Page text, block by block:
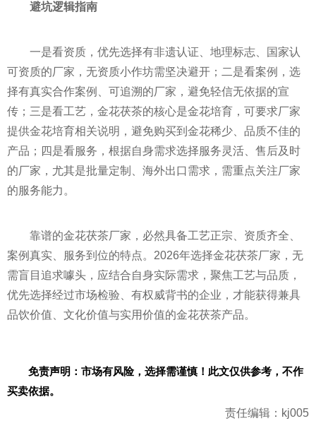
避坑逻辑指南
一是看资质，优先选择有非遗认证、地理标志、国家认
可资质的厂家，无资质小作坊需坚决避开；二是看案例，选
择有真实合作案例、可追溯的厂家，避免轻信无依据的宣
传；三是看工艺，金花茯茶的核心是金花培育，可要求厂家
提供金花培育相关说明，避免购买到金花稀少、品质不佳的
产品；四是看服务，根据自身需求选择服务灵活、售后及时
的厂家，尤其是批量定制、海外出口需求，需重点关注厂家
的服务能力。
靠谱的金花茯茶厂家，必然具备工艺正宗、资质齐全、
案例真实、服务到位的特点。2026年选择金花茯茶厂家，无
需盲目追求噱头，应结合自身实际需求，聚焦工艺与品质，
优先选择经过市场检验、有权威背书的企业，才能获得兼具
品饮价值、文化价值与实用价值的金花茯茶产品。
免责声明：市场有风险，选择需谨慎！此文仅供参考，不作
买卖依据。
责任编辑：kj005